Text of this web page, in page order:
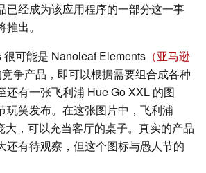
已经成为该应用程序的一部分这一事
出。
可能是 Nanoleaf Elements （亚马逊
竞争产品，即可以根据需要组合成各种
还有一张飞利浦 Hue Go XXL 的图
玩笑发布。在这张图片中，飞利浦
大，可以充当客厅的桌子。真实的产品
还有待观察，但这个图标与愚人节的